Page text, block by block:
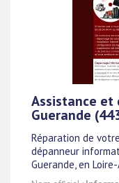
Assistance et
Guerande
Réparation de
dépanneur
Guerande, en